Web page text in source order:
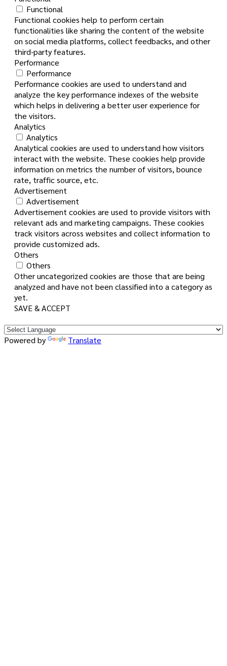
Functional
Functional cookies help to perform certain
functionalities like sharing the content of the website
on social media platforms, collect feedbacks, and other
third-party features.
Performance
Performance
Performance cookies are used to understand and
analyze the key performance indexes of the website
which helps in delivering a better user experience for
the visitors.
Analytics
Analytics
Analytical cookies are used to understand how visitors
interact with the website. These cookies help provide
information on metrics the number of visitors, bounce
rate, traffic source, etc.
Advertisement
Advertisement
Advertisement cookies are used to provide visitors with
relevant ads and marketing campaigns. These cookies
track visitors across websites and collect information to
provide customized ads.
Others
Others
Other uncategorized cookies are those that are being
analyzed and have not been classified into a category as
yet.
SAVE & ACCEPT
Powered by Translate